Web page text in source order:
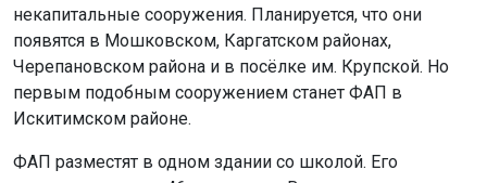
некапитальные сооружения. Планируется, что они
появятся в Мошковском, Каргатском районах,
Черепановском района и в посёлке им. Крупской. Но
первым подобным сооружением станет ФАП в
Искитимском районе.
ФАП разместят в одном здании со школой. Его